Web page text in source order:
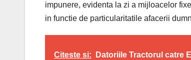
impunere, evidenta la zi a mijloacelor
in functie de particularitatile afacerii
Citeste si: Datoriile Tractorul catre